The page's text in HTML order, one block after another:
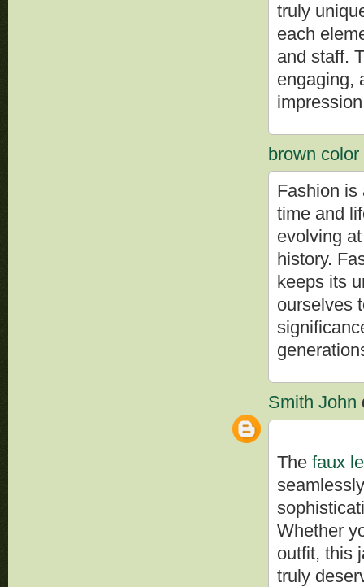
truly
each
and staff.
engaging,
brown
Fashion is
time and
evolving
history.
keeps its
ourselves
Smith John
Thefaux
Whether
outfit, this
truly